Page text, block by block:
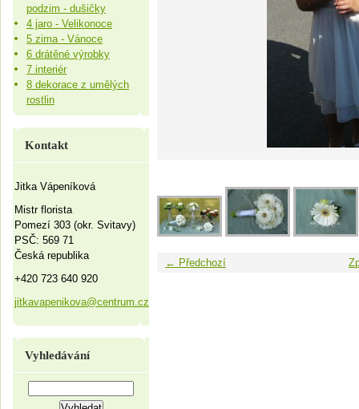
← Předchozí
podzim - dušičky
4 jaro - Velikonoce
5 zima - Vánoce
6 drátěné výrobky
7 interiér
8 dekorace z umělých
rostlin
Kontakt
Jitka Vápeníková
Mistr florista
Pomezí 303 (okr. Svitavy)
PSČ: 569 71
Česká republika
+420 723 640 920
jitkavapenikova@centrum.cz
Vyhledávání